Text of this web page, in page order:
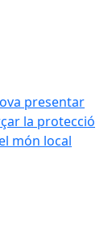
presentar
la protecció
món local